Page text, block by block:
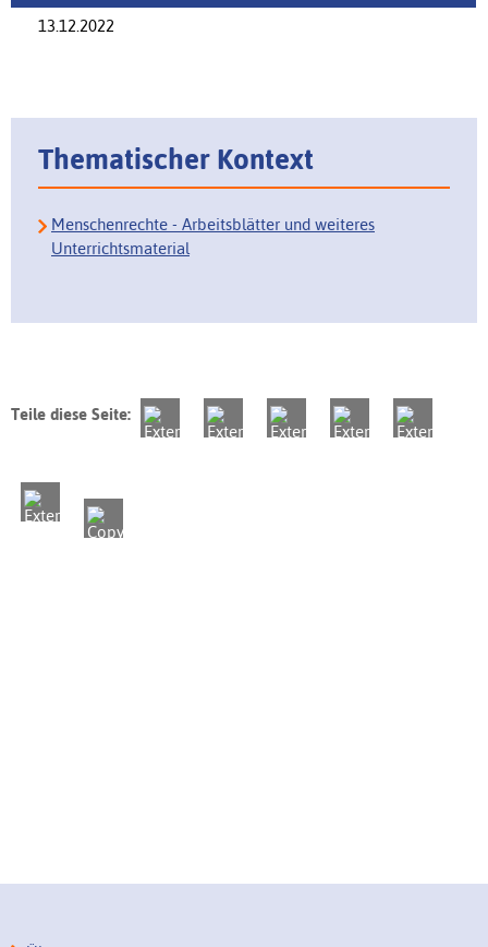
13.12.2022
Thematischer Kontext
Menschenrechte - Arbeitsblätter und weiteres
Unterrichtsmaterial
Teile diese Seite: